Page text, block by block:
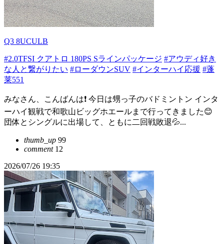
Q3 8UCULB
#2.0TFSI クアトロ 180PS Sラインパッケージ #アウディ好き
な人と繋がりたい #ローダウンSUV #インターハイ応援 #蓬
莱551
みなさん、こんばんは❗ 今日は甥っ子のバドミントン インタ
ーハイ観戦で和歌山ビッグホエールまで行ってきました😊
団体とシングルに出場して、ともに二回戦敗退💦...
thumb_up 99
comment12
2026/07/26 19:35